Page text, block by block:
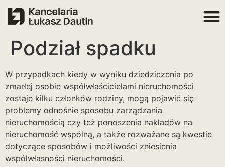
Podział spadku
W przypadkach kiedy w wyniku dziedziczenia po
zmarłej osobie współwłaścicielami nieruchomości
zostaje kilku członków rodziny, mogą pojawić się
problemy odnośnie sposobu zarządzania
nieruchomością czy też ponoszenia nakładów na
nieruchomość wspólną, a także rozważane są kwestie
dotyczące sposobów i możliwości zniesienia
współwłasności nieruchomości.